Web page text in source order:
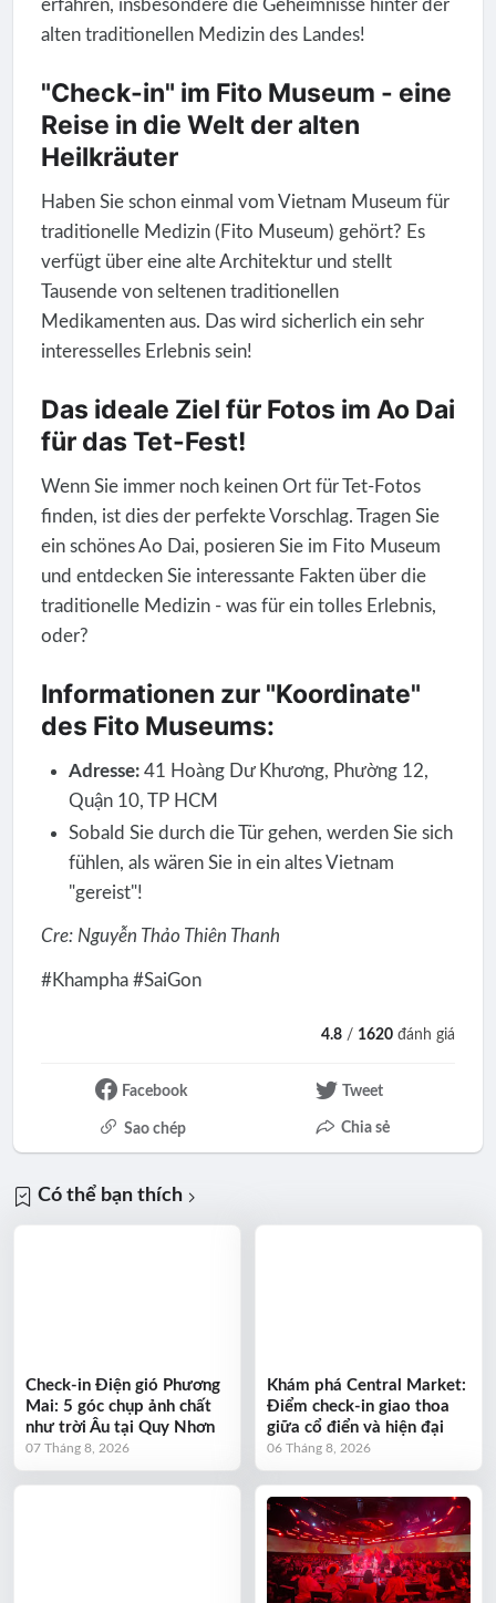
erfahren, insbesondere die Geheimnisse hinter der
alten traditionellen Medizin des Landes!
"Check-in" im Fito Museum - eine
Reise in die Welt der alten
Heilkräuter
Haben Sie schon einmal vom Vietnam Museum für
traditionelle Medizin (Fito Museum) gehört? Es
verfügt über eine alte Architektur und stellt
Tausende von seltenen traditionellen
Medikamenten aus. Das wird sicherlich ein sehr
interesselles Erlebnis sein!
Das ideale Ziel für Fotos im Ao Dai
für das Tet-Fest!
Wenn Sie immer noch keinen Ort für Tet-Fotos
finden, ist dies der perfekte Vorschlag. Tragen Sie
ein schönes Ao Dai, posieren Sie im Fito Museum
und entdecken Sie interessante Fakten über die
traditionelle Medizin - was für ein tolles Erlebnis,
oder?
Informationen zur "Koordinate"
des Fito Museums:
Adresse:41 Hoàng Dư Khương, Phường 12,
Quận 10, TP HCM
Sobald Sie durch die Tür gehen, werden Sie sich
fühlen, als wären Sie in ein altes Vietnam
"gereist"!
Cre: Nguyễn Thảo Thiên Thanh
#Khampha #SaiGon
4.8 / 1620 đánh giá
Facebook Tweet
Sao chép Chia sẻ
Có thể bạn thích
Check-in Điện gió Phương
Mai: 5 góc chụp ảnh chất
như trời Âu tại Quy Nhơn
07 Tháng 8, 2026
Khám phá Central Market:
Điểm check-in giao thoa
giữa cổ điển và hiện đại
06 Tháng 8, 2026